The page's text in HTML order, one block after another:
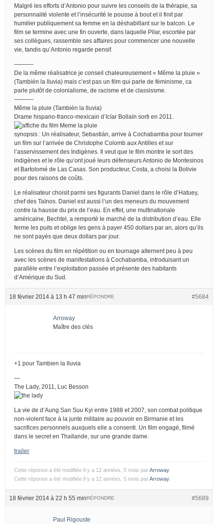
Malgré les efforts d’Antonio pour suivre les conseils de la thérapie, sa
personnalité violente et l’insécurité le pousse à bout et il finit par
humilier publiquement sa femme en la déshabillant sur le balcon. Le
film se termine avec une fin ouverte, dans laquelle Pilar, escortée par
ses collègues, rassemble ses affaires pour commencer une nouvelle
vie, tandis qu’Antonio regarde pensif.
———-
De la même réalisatrice je conseil chaleureusement « Même la pluie »
(También la lluvia) mais c’est pas un film qui parle de féminisme, ca
parle plutôt de colonialisme, de racisme et de classissme.
———-
Même la pluie (También la lluvia)
Drame hispano-franco-mexicain d’Icíar Bollaín sorti en 2011.
synopsis : Un réalisateur, Sebastián, arrive à Cochabamba pour tourner
un film sur l’arrivée de Christophe Colomb aux Antilles et sur
l’asservissement des Indigènes. Il veut que le film montre le sort des
indigènes et le rôle qu’ont joué leurs défenseurs Antonio de Montesinos
et Bartolomé de Las Casas. Son producteur, Costa, a choisi la Bolivie
pour des raisons de coûts.
Le réalisateur choisit parmi ses figurants Daniel dans le rôle d’Hatuey,
chef des Taïnos. Daniel est aussi l’un des meneurs du mouvement
contre la hausse du prix de l’eau. En effet, une multinationale
américaine, Bechtel, a remporté le marché de la distribution d’eau. Elle
ferme les puits et oblige les gens à payer 450 dollars par an, alors qu’ils
ne sont payés que deux dollars par jour.
Les scènes du film en répétition ou en tournage alternent peu à peu
avec les scènes de manifestations à Cochabamba, introduisant un
parallèle entre l’exploitation passée et présente des habitants
d’Amérique du Sud.
18 février 2014 à 13 h 47 min #5684
RÉPONDRE
Arroway
Maître des clés
+1 pour Tambien la lluvia
—
The Lady, 2011, Luc Besson
La vie de d’Aung San Suu Kyi entre 1988 et 2007, son combat politique
non-violent face à la junte militaire au pouvoir en Birmanie et les
sacrifices personnels auxquels elle a consenti. Un film engagé, filmé
dans le secret en Thaïlande, sur une grande dame.
trailer
Cette réponse a été modifiée Il y a 12 années, 5 mois parArroway.
Cette réponse a été modifiée Il y a 12 années, 5 mois parArroway.
18 février 2014 à 22 h 55 min #5689
RÉPONDRE
Paul Rigouste